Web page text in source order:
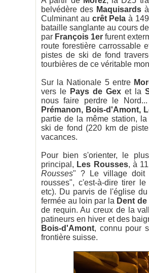
belvédère des Maquisards
Culminant au crêt Pela à
bataille sanglante au cours
par François 1er furent
route forestière carrossable
pistes de ski de fond
tourbières de ce véritable
Sur la Nationale 5 entre
vers le Pays de Gex et la
nous faire perdre le
Prémanon, Bois-d'Amont,
partie de la même station,
ski de fond (220 km de
vacances.
Pour bien s'orienter, le
principal, Les Rousses, à
Rousses" ? Le village doit
rousses", c'est-à-dire tirer
etc). Du parvis de l'église
fermée au loin par la Dent
de requin. Au creux de la
patineurs en hiver et des
Bois-d'Amont, connu pour
frontière suisse.